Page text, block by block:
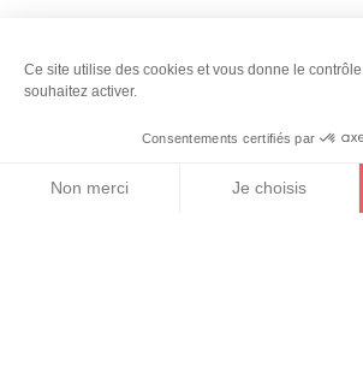
BILLETTERIE CARTE INTERACTIVE
délais de création de 15 jours !) ou à
13h30, dimanche 8 décembre à 9h,
décembre à 13h30, samedi 21
Ce site utilise des cookies et vous donne le
souhaitez activer.
Consentements certifiés par
Non merci Je choisis